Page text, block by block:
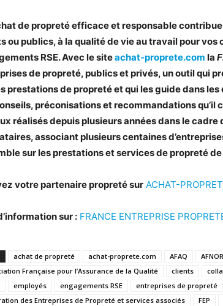
de propreté efficace et responsable
ou publics, à la qualité de vie au travail pour vos
RSE. Avec le siteachat-proprete.com la
de propreté, publics et privés, un outil qui
prestations de propreté et qui les guide dans
préconisations et recommandations
réalisés depuis plusieurs années dans le
associant plusieurs centaines
sur les prestations et services de propreté
votre partenaire propreté sur ACHAT-
sur : FRANCE ENTREPRISE
achat de propreté achat-proprete.com AFAQ AFNOR
Française pour l’Assurance de la Qualité
clients
employés engagements RSE entreprises de propreté
des Entreprises de Propreté et services associés
FEP